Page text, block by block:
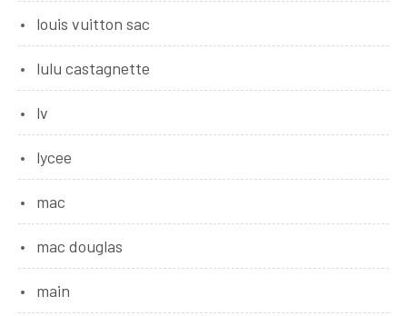
louis vuitton sac
lulu castagnette
lv
lycee
mac
mac douglas
main